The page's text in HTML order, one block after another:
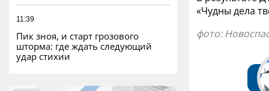
11:39
Пик зноя, и старт грозового
шторма: где ждать следующий
удар стихии
«Чудны дела
фото: